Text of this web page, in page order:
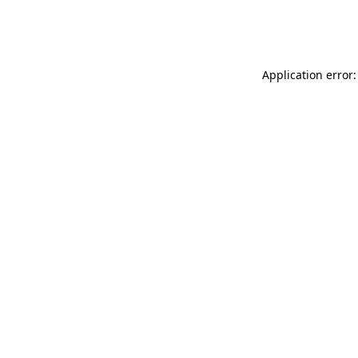
Application